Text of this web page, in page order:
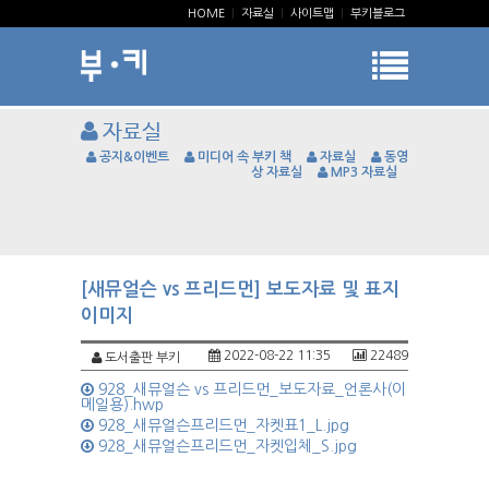
HOME 자료실 사이트맵 부키블로그
자료실
공지&이벤트 미디어 속 부키 책 자료실
동영
상 자료실
MP3 자료실
[새뮤얼슨 vs 프리드먼] 보도자료 및 표지
이미지
도서출판 부키 22489
2022-08-22 11:35
928_새뮤얼슨 vs 프리드먼_보도자료_언론사(이
메일용).hwp
928_새뮤얼슨프리드먼_자켓표1_L.jpg
928_새뮤얼슨프리드먼_자켓입체_S.jpg